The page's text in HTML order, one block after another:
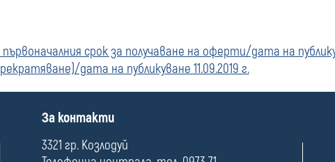
01
януари
срок за получаване на оферти/дата на
дата на публикуване 11.09.2019 г.
П
л
е
За контакти
3321 гр. Козлодуй